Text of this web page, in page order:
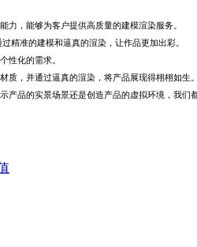
，能够为客户提供高质量的建模渲染服务。
精准的建模和逼真的渲染，让作品更加出彩。
性化的需求。
，并通过逼真的渲染，将产品展现得栩栩如生。
品的实景场景还是创造产品的虚拟环境，我们